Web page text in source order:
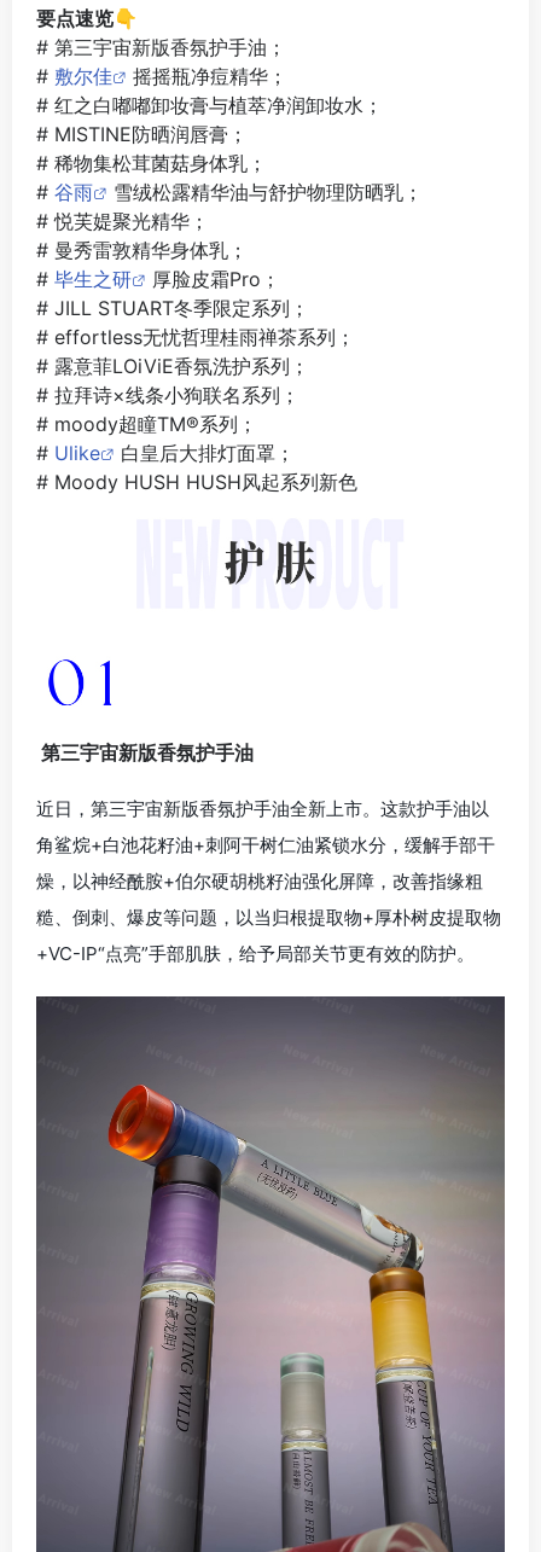
要点速览👇
# 第三宇宙新版香氛护手油；
# 敷尔佳
摇摇瓶净痘精华；
# 红之白嘟嘟卸妆膏与植萃净润卸妆水；
# MISTINE防晒润唇膏；
# 稀物集松茸菌菇身体乳；
# 谷雨
雪绒松露精华油与舒护物理防晒乳；
# 悦芙媞聚光精华；
# 曼秀雷敦精华身体乳；
# 毕生之研
厚脸皮霜Pro；
# JILL STUART冬季限定系列；
# effortless无忧哲理桂雨禅茶系列；
# 露意菲LOiViE香氛洗护系列；
# 拉拜诗×线条小狗联名系列；
# moody超瞳TM®系列；
# Ulike
白皇后大排灯面罩；
# Moody HUSH HUSH风起系列新色
第三宇宙新版香氛护手油
近日，第三宇宙新版香氛护手油全新上市。这款护手油以
角鲨烷+白池花籽油+刺阿干树仁油紧锁水分，缓解手部干
燥，以神经酰胺+伯尔硬胡桃籽油强化屏障，改善指缘粗
糙、倒刺、爆皮等问题，以当归根提取物+厚朴树皮提取物
+VC-IP“点亮”手部肌肤，给予局部关节更有效的防护。